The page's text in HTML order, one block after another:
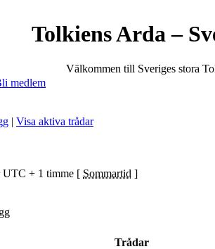
Tolkiens Arda –
Välkommen till Sveriges stora
medlem
| Visa aktiva trådar
UTC + 1 timme [ Sommartid ]
Trådar